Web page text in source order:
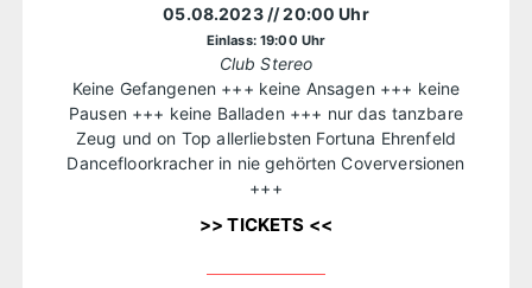
05.08.2023 // 20:00 Uhr
Einlass: 19:00 Uhr
Club Stereo
Keine Gefangenen +++ keine Ansagen +++ keine
Pausen +++ keine Balladen +++ nur das tanzbare
Zeug und on Top allerliebsten Fortuna Ehrenfeld
Dancefloorkracher in nie gehörten Coverversionen
+++
>> TICKETS <<